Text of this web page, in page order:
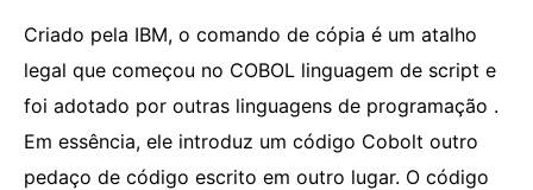
Criado pela IBM, o comando de cópia é um atalho
legal que começou no COBOL linguagem de script e
foi adotado por outras linguagens de programação .
Em essência, ele introduz um código Cobolt outro
pedaço de código escrito em outro lugar. O código